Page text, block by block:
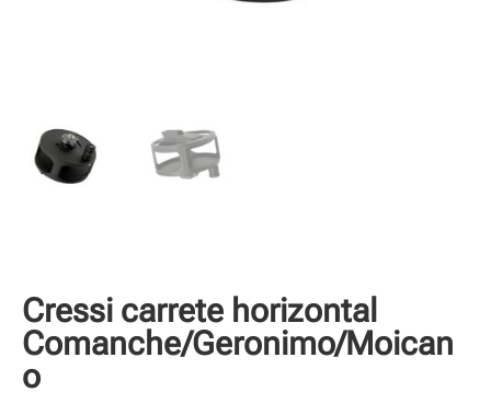
Cressi carrete horizontal
Comanche/Geronimo/Moican
o